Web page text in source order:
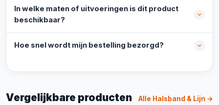
In welke maten of uitvoeringen is dit product
beschikbaar?
Hoe snel wordt mijn bestelling bezorgd?
Vergelijkbare producten Alle Halsband & Lijn →